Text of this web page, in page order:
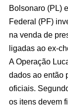
Bolsonaro (PL)
Federal (PF)
na venda de
ligadas ao ex-
A Operação
dados ao então
oficiais.
os itens devem